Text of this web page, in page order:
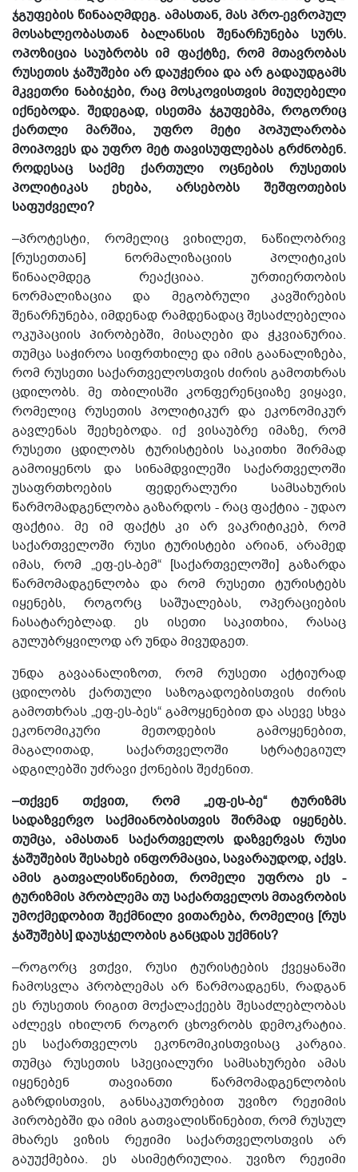
ჯგუფების წინააღმდეგ. ამასთან, მას პრო-ევროპულ
მოსახლეობასთან ბალანსის შენარჩუნება სურს.
ოპოზიცია საუბრობს იმ ფაქტზე, რომ მთავრობას
რუსეთის ჯაშუშები არ დაუჭერია და არ გადაუდგამს
მკვეთრი ნაბიჯები, რაც მოსკოვისთვის მიუღებელი
იქნებოდა. შედეგად, ისეთმა ჯგუფებმა, როგორიც
ქართლი მარშია, უფრო მეტი პოპულარობა
მოიპოვეს და უფრო მეტ თავისუფლებას გრძნობენ.
როდესაც საქმე ქართული ოცნების რუსეთის
პოლიტიკას ეხება, არსებობს შეშფოთების
საფუძველი?
–პროტესტი, რომელიც ვიხილეთ, ნაწილობრივ
[რუსეთთან] ნორმალიზაციის პოლიტიკის
წინააღმდეგ რეაქციაა. ურთიერთობის
ნორმალიზაცია და მეგობრული კავშირების
შენარჩუნება, იმდენად რამდენადაც შესაძლებელია
ოკუპაციის პირობებში, მისაღები და ჭკვიანურია.
თუმცა საჭიროა სიფრთხილე და იმის გაანალიზება,
რომ რუსეთი საქართველოსთვის ძირის გამოთხრას
ცდილობს. მე თბილისში კონფერენციაზე ვიყავი,
რომელიც რუსეთის პოლიტიკურ და ეკონომიკურ
გავლენას შეეხებოდა. იქ ვისაუბრე იმაზე, რომ
რუსეთი ცდილობს ტურისტების საკითხი შირმად
გამოიყენოს და სინამდვილეში საქართველოში
უსაფრთხოების ფედერალური სამსახურის
წარმომადგენლობა გაზარდოს - რაც ფაქტია - უდაო
ფაქტია. მე იმ ფაქტს კი არ ვაკრიტიკებ, რომ
საქართველოში რუსი ტურისტები არიან, არამედ
იმას, რომ „ეფ-ეს-ბემ“ [საქართველოში] გაზარდა
წარმომადგენლობა და რომ რუსეთი ტურისტებს
იყენებს, როგორც საშუალებას, ოპერაციების
ჩასატარებლად. ეს ისეთი საკითხია, რასაც
გულუბრყვილოდ არ უნდა მივუდგეთ.
უნდა გავაანალიზოთ, რომ რუსეთი აქტიურად
ცდილობს ქართული საზოგადოებისთვის ძირის
გამოთხრას „ეფ-ეს-ბეს“ გამოყენებით და ასევე სხვა
ეკონომიკური მეთოდების გამოყენებით,
მაგალითად, საქართველოში სტრატეგიულ
ადგილებში უძრავი ქონების შეძენით.
–თქვენ თქვით, რომ „ეფ-ეს-ბე“ ტურიზმს
სადაზვერვო საქმიანობისთვის შირმად იყენებს.
თუმცა, ამასთან საქართველოს დაზვერვას რუსი
ჯაშუშების შესახებ ინფორმაცია, სავარაუდოდ, აქვს.
ამის გათვალისწინებით, რომელი უფროა ეს -
ტურიზმის პრობლემა თუ საქართველოს მთავრობის
უმოქმედობით შექმნილი ვითარება, რომელიც [რუს
ჯაშუშებს] დაუსჯელობის განცდას უქმნის?
–როგორც ვთქვი, რუსი ტურისტების ქვეყანაში
ჩამოსვლა პრობლემას არ წარმოადგენს, რადგან
ეს რუსეთის რიგით მოქალაქეებს შესაძლებლობას
აძლევს იხილონ როგორ ცხოვრობს დემოკრატია.
ეს საქართველოს ეკონომიკისთვისაც კარგია.
თუმცა რუსეთის სპეციალური სამსახურები ამას
იყენებენ თავიანთი წარმომადგენლობის
გაზრდისთვის, განსაკუთრებით უვიზო რეჟიმის
პირობებში და იმის გათვალისწინებით, რომ რუსულ
მხარეს ვიზის რეჟიმი საქართველოსთვის არ
გაუუქმებია. ეს ასიმეტრიულია. უვიზო რეჟიმი